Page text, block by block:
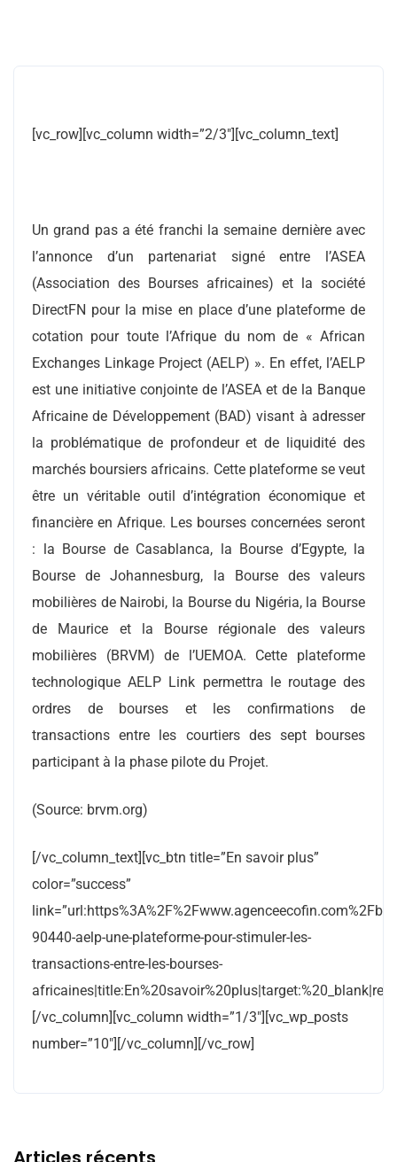
[vc_row][vc_column width=”2/3″][vc_column_text]
Un grand pas a été franchi la semaine dernière avec
l’annonce d’un partenariat signé entre l’ASEA
(Association des Bourses africaines) et la société
DirectFN pour la mise en place d’une plateforme de
cotation pour toute l’Afrique du nom de « African
Exchanges Linkage Project (AELP) ». En effet, l’AELP
est une initiative conjointe de l’ASEA et de la Banque
Africaine de Développement (BAD) visant à adresser
la problématique de profondeur et de liquidité des
marchés boursiers africains. Cette plateforme se veut
être un véritable outil d’intégration économique et
financière en Afrique. Les bourses concernées seront
: la Bourse de Casablanca, la Bourse d’Egypte, la
Bourse de Johannesburg, la Bourse des valeurs
mobilières de Nairobi, la Bourse du Nigéria, la Bourse
de Maurice et la Bourse régionale des valeurs
mobilières (BRVM) de l’UEMOA. Cette plateforme
technologique AELP Link permettra le routage des
ordres de bourses et les confirmations de
transactions entre les courtiers des sept bourses
participant à la phase pilote du Projet.
(Source: brvm.org)
[/vc_column_text][vc_btn title=”En savoir plus”
color=”success”
90440-aelp-une-plateforme-pour-stimuler-les-
transactions-entre-les-bourses-
[/vc_column][vc_column width=”1/3″][vc_wp_posts
number=”10″][/vc_column][/vc_row]